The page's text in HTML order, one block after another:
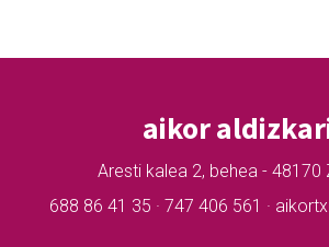
aikor
Aresti kalea 2, behea - 48170
688 86 41 35 · 747 406 561 ·